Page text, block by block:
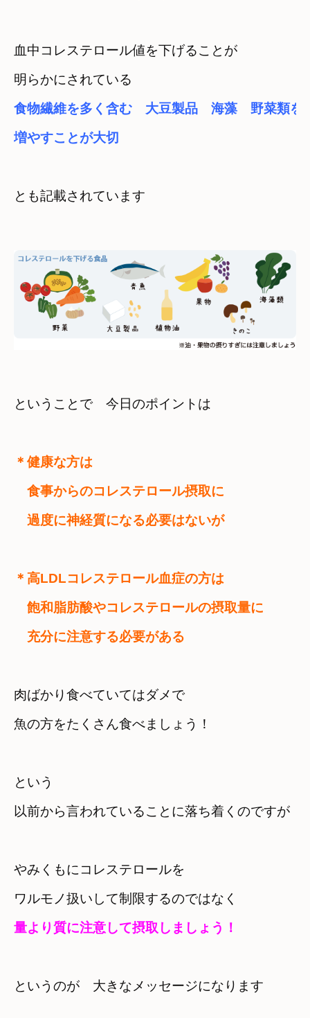
血中コレステロール値を下げることが
明らかにされている
食物繊維を多く含む　大豆製品　海藻　野菜類を
増やすことが大切
とも記載されています
ということで　今日のポイントは
＊健康な方は
食事からのコレステロール摂取に
過度に神経質になる必要はないが
＊高LDLコレステロール血症の方は
飽和脂肪酸やコレステロールの摂取量に
充分に注意する必要がある
肉ばかり食べていてはダメで
魚の方をたくさん食べましょう！
という
以前から言われていることに落ち着くのですが
やみくもにコレステロールを
ワルモノ扱いして制限するのではなく
量より質に注意して摂取しましょう！
というのが　大きなメッセージになります